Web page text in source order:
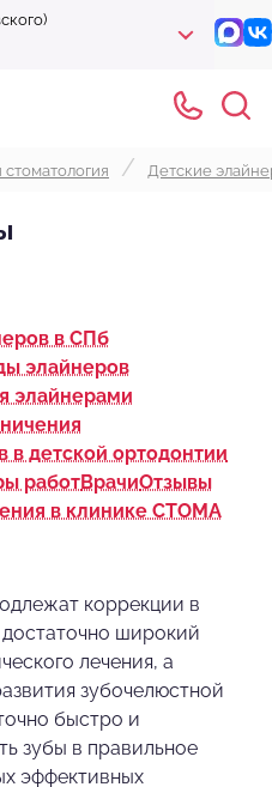
стоматология Детские
в СПб
элайнеров
элайнерами
детской ортодонтии
работВрачиОтзывы
в клинике СТОМА
коррекции в
достаточно широкий
лечения, а
зубочелюстной
быстро и
зубы в правильное
эффективных